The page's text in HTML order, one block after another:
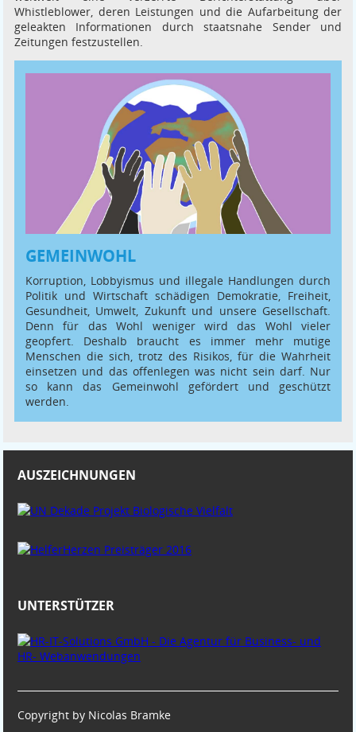
Whistleblower, deren Leistungen und die Aufarbeitung der
geleakten Informationen durch staatsnahe Sender und
Zeitungen festzustellen.
GEMEINWOHL
Korruption, Lobbyismus und illegale Handlungen durch
Politik und Wirtschaft schädigen Demokratie, Freiheit,
Gesundheit, Umwelt, Zukunft und unsere Gesellschaft.
Denn für das Wohl weniger wird das Wohl vieler
geopfert. Deshalb braucht es immer mehr mutige
Menschen die sich, trotz des Risikos, für die Wahrheit
einsetzen und das offenlegen was nicht sein darf. Nur
so kann das Gemeinwohl gefördert und geschützt
werden.
AUSZEICHNUNGEN
UNTERSTÜTZER
Copyright by Nicolas Bramke